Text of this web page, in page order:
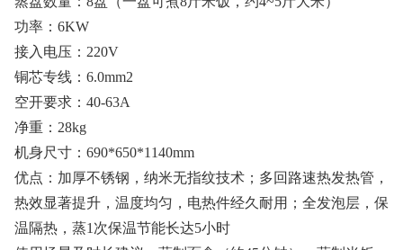
功率：6KW
接入电压：220V
铜芯专线：6.0mm2
空开要求：40-63A
净重：28kg
机身尺寸：690*650*1140mm
优点：加厚不锈钢，纳米无指纹技术；多回路速热发热管，
热效显著提升，温度均匀，电热件经久耐用；全发泡层，保
温隔热，蒸1次保温节能长达5小时